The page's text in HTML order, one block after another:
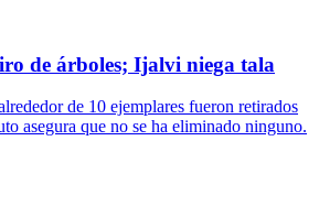
de árboles; Ijalvi niega tala
de 10 ejemplares fueron retirados
asegura que no se ha eliminado ninguno.